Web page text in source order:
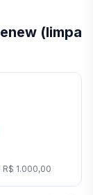
(limpa
R$ 1.000,00